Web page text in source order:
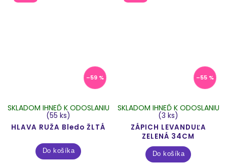
–59 %
HLAVA RUŽA Bledo ŽLTÁ
SKLADOM IHNEĎ K ODOSLANIU
(55 ks)
Do košíka
–55 %
ZÁPICH LEVANDUĽA
ZELENÁ 34CM
SKLADOM IHNEĎ K ODOSLANIU
(3 ks)
Do košíka